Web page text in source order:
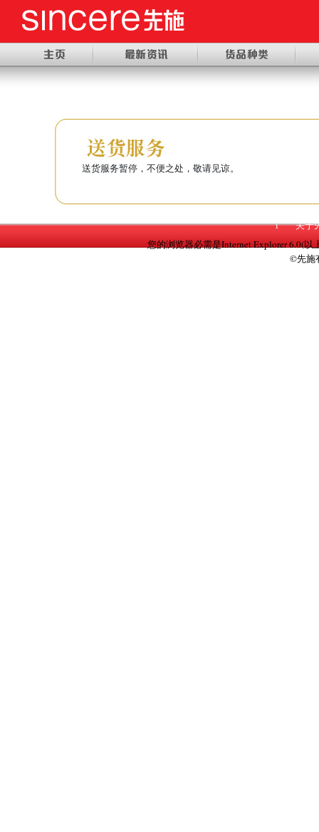
送货服务暂停，不便之处，敬请见谅。
i
关于
您的浏览器必需是Internet Explorer 6.0(以
©先施